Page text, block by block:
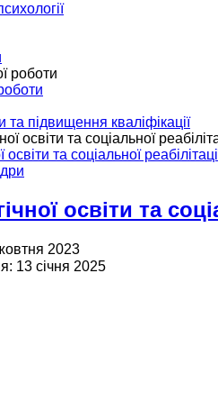
та підвищення кваліфікації
та соціальної
освіти та
2023
13 січня 2025